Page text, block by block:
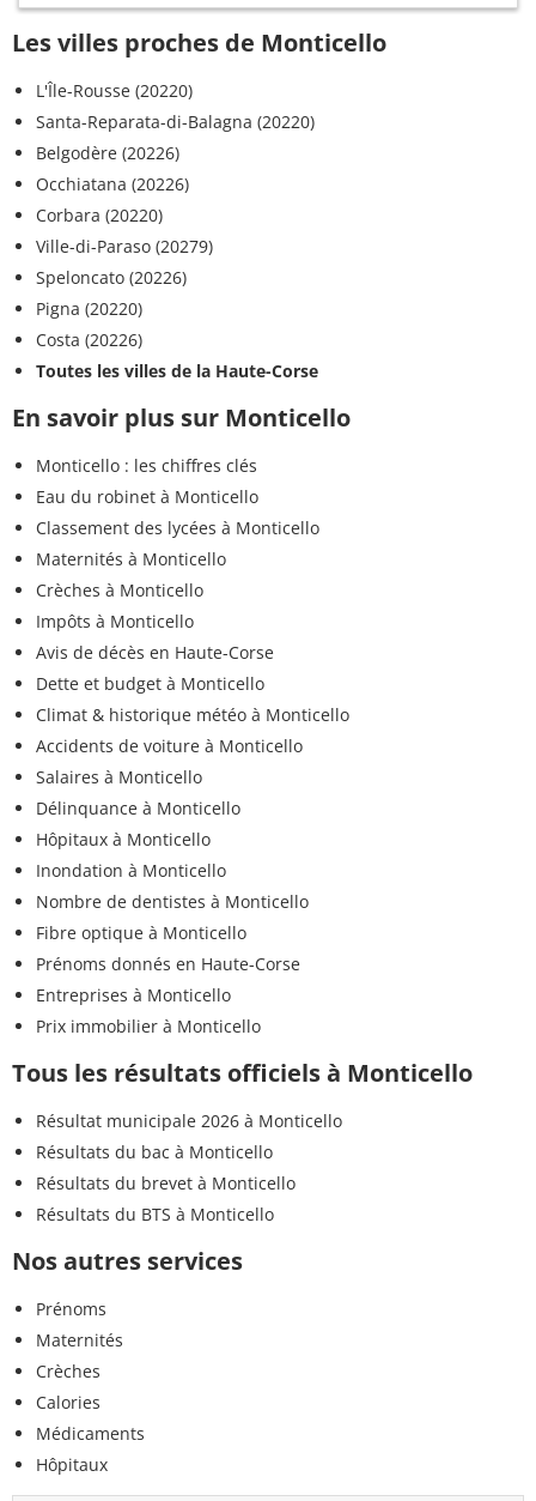
Les villes proches de Monticello
L'Île-Rousse (20220)
Santa-Reparata-di-Balagna (20220)
Belgodère (20226)
Occhiatana (20226)
Corbara (20220)
Ville-di-Paraso (20279)
Speloncato (20226)
Pigna (20220)
Costa (20226)
Toutes les villes de la Haute-Corse
En savoir plus sur Monticello
Monticello : les chiffres clés
Eau du robinet à Monticello
Classement des lycées à Monticello
Maternités à Monticello
Crèches à Monticello
Impôts à Monticello
Avis de décès en Haute-Corse
Dette et budget à Monticello
Climat & historique météo à Monticello
Accidents de voiture à Monticello
Salaires à Monticello
Délinquance à Monticello
Hôpitaux à Monticello
Inondation à Monticello
Nombre de dentistes à Monticello
Fibre optique à Monticello
Prénoms donnés en Haute-Corse
Entreprises à Monticello
Prix immobilier à Monticello
Tous les résultats officiels à Monticello
Résultat municipale 2026 à Monticello
Résultats du bac à Monticello
Résultats du brevet à Monticello
Résultats du BTS à Monticello
Nos autres services
Prénoms
Maternités
Crèches
Calories
Médicaments
Hôpitaux